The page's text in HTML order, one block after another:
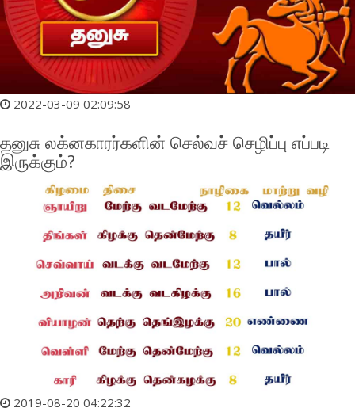
2022-03-09 02:09:58
தனுசு லக்னகாரர்களின் செல்வச் செழிப்பு எப்படி
இருக்கும்?
2019-08-20 04:22:32